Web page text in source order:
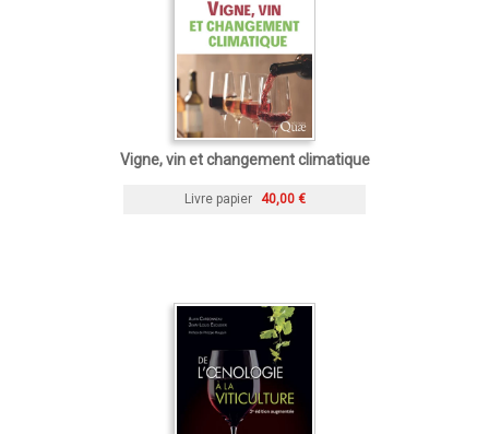
Vigne, vin et changement climatique
Livre papier 40,00 €